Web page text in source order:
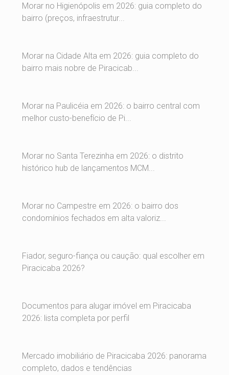
Morar no Higienópolis em 2026: guia completo do
bairro (preços, infraestrutur...
Morar na Cidade Alta em 2026: guia completo do
bairro mais nobre de Piracicab...
Morar na Paulicéia em 2026: o bairro central com
melhor custo-benefício de Pi...
Morar no Santa Terezinha em 2026: o distrito
histórico hub de lançamentos MCM...
Morar no Campestre em 2026: o bairro dos
condomínios fechados em alta valoriz...
Fiador, seguro-fiança ou caução: qual escolher em
Piracicaba 2026?
Documentos para alugar imóvel em Piracicaba
2026: lista completa por perfil
Mercado imobiliário de Piracicaba 2026: panorama
completo, dados e tendências